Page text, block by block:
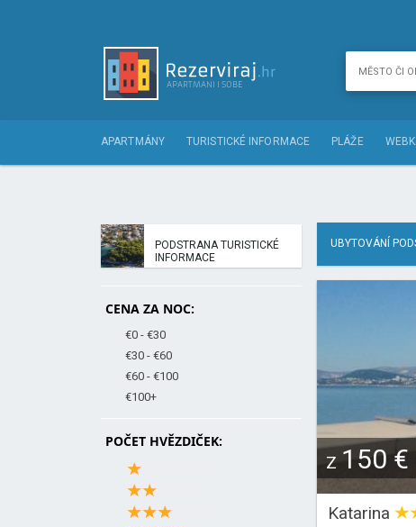
APARTMÁNY TURISTICKÉ INFORMACE PLÁŽE
PODSTRANA TURISTICKÉ
INFORMACE
CENA ZA NOC:
€0 - €30
€30 - €60
€60 - €100
€100+
POČET HVĚZDIČEK:
UBYTOVÁNÍ
Z 150 €
Katarina